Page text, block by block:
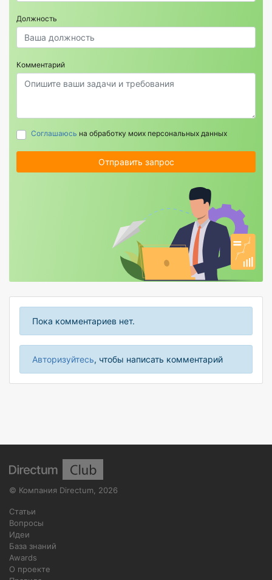
Должность
Комментарий
Соглашаюсь на обработку моих персональных данных
Отправить запрос
Пока комментариев нет.
Авторизуйтесь, чтобы написать комментарий
© Компания Directum 2026
Статьи
Вопросы
Идеи
База знаний
Awards
О проекте